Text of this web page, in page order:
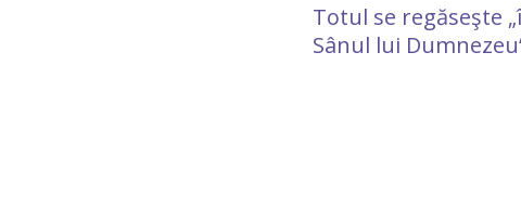
Totul se regăseşte
Sânul lui